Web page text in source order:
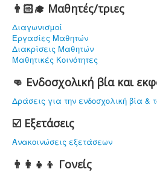
👨🏻‍🎓 Μαθητές/τριες
Διαγωνισμοί
Εργασίες Μαθητών
Διακρίσεις Μαθητών
Μαθητικές Κοινότητες
👊 Ενδοσχολική βία και
Δράσεις για την ενδοσχολική βία &
☑️ Εξετάσεις
Ανακοινώσεις εξετάσεων
👨‍👩‍👧‍👦 Γονείς